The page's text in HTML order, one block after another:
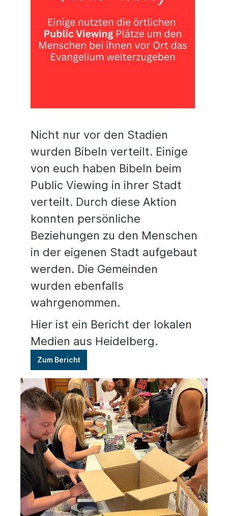
Nicht nur vor den Stadien
wurden Bibeln verteilt. Einige
von euch haben Bibeln beim
Public Viewing in ihrer Stadt
verteilt. Durch diese Aktion
konnten persönliche
Beziehungen zu den Menschen
in der eigenen Stadt aufgebaut
werden. Die Gemeinden
wurden ebenfalls
wahrgenommen.
Hier ist ein Bericht der lokalen
Medien aus Heidelberg.
Zum Bericht